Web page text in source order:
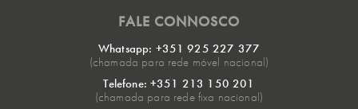
FALE CONNOSCO
Whatsapp: +351 925 227 377
(chamada para rede móvel nacional)
Telefone: +351 213 150 201
(chamada para rede fixa nacional)